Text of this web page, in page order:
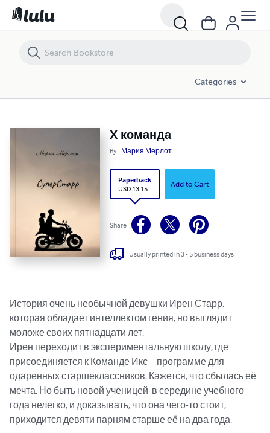
Categories
Х команда
By Мария Мерлот
Paperback
USD 13.15
Add to Cart
Share
Usually printed in 3 - 5 business days
История очень необычной девушки Ирен Старр,
которая обладает интеллектом гения, но выглядит
моложе своих пятнадцати лет.
Ирен переходит в экспериментальную школу, где
присоединяется к Команде Икс – программе для
одаренных старшеклассников. Кажется, что сбылась её
мечта. Но быть новой ученицей  в середине учебного
года нелегко, и доказывать, что она чего-то стоит,
приходится девяти парням старше её на два года.
Х команда